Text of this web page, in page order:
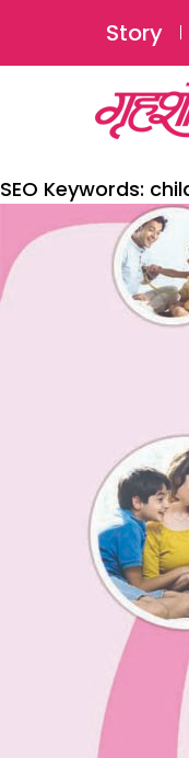
Story
SEO Keywords: